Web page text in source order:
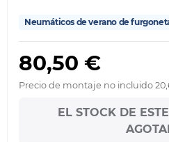
Neumáticos de verano de
80,50 €
Precio de montaje no incluido
EL STOCK DE